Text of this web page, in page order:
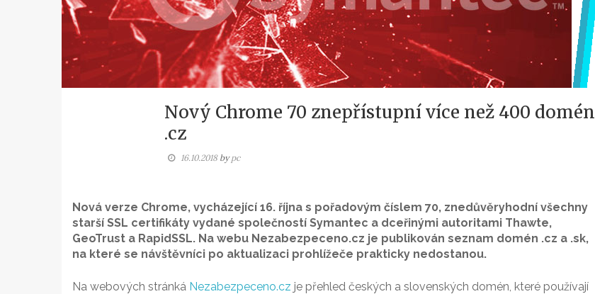
Nový Chrome 70 znepřístupní více než 400 domén
.cz
16.10.2018bypc
Nová verze Chrome, vycházející 16. října s pořadovým číslem 70, znedůvěryhodní všechny
starší SSL certifikáty vydané společností Symantec a dceřinými autoritami Thawte,
GeoTrust a RapidSSL. Na webu Nezabezpeceno.cz je publikován seznam domén .cz a .sk,
na které se návštěvníci po aktualizaci prohlížeče prakticky nedostanou.
Na webových stránká Nezabezpeceno.cz je přehled českých a slovenských domén, které používají